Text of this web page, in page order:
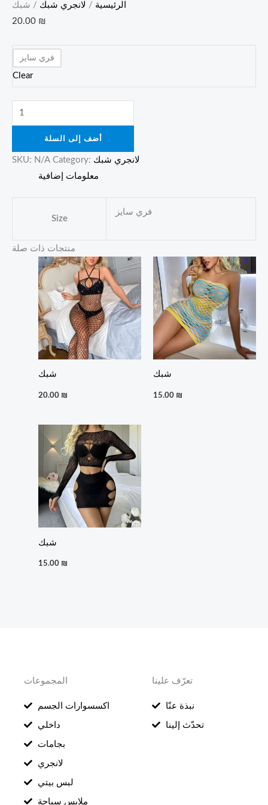
الرئيسية / لانجري شبك / شبك
20.00 ₪
فري سايز
Clear
أضف إلى السلة
SKU: N/A Category: لانجري شبك
معلومات إضافية
Size
فري سايز
منتجات ذات صلة
شبك
20.00 ₪
شبك
15.00 ₪
شبك
15.00 ₪
المجموعات
اكسسوارات الجسم
داخلي
بجامات
لانجري
لبس بيتي
ملابس سباحة
تعرّف علينا
نبذة عنّا
تحدّث إلينا